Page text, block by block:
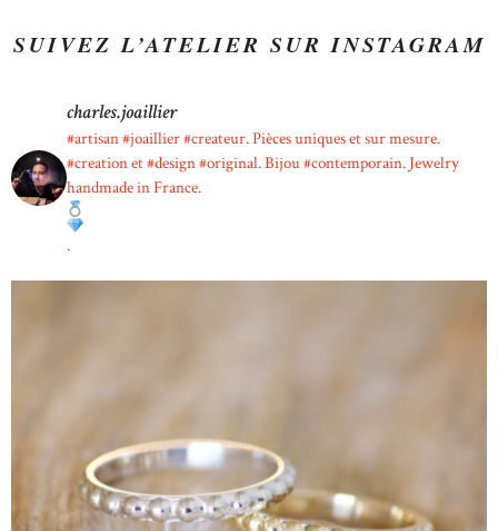
SUIVEZ L’ATELIER SUR INSTAGRAM
charles.joaillier
#artisan #joaillier #createur.Pièces uniques et sur mesure.
#creation et #design #original. Bijou #contemporain. Jewelry
handmade in France.
.